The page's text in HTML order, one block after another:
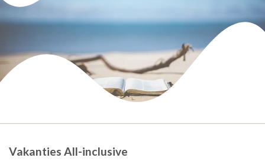
Vakanties All-inclusive